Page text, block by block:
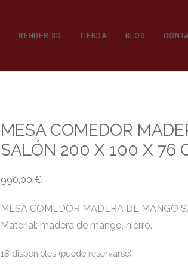
RENDER 3D TIENDA BLOG
MESA COMEDOR
SALÓN 200 X 100 X 76
990,00 €
MESA COMEDOR MADERA DE MANGO
Material: madera de mango, hierro.
18 disponibles (puede reservarse)